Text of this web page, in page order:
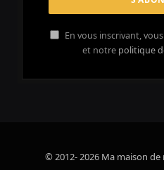
En vous inscrivant,
et notre politique
© 2012- 2026 Ma maison de